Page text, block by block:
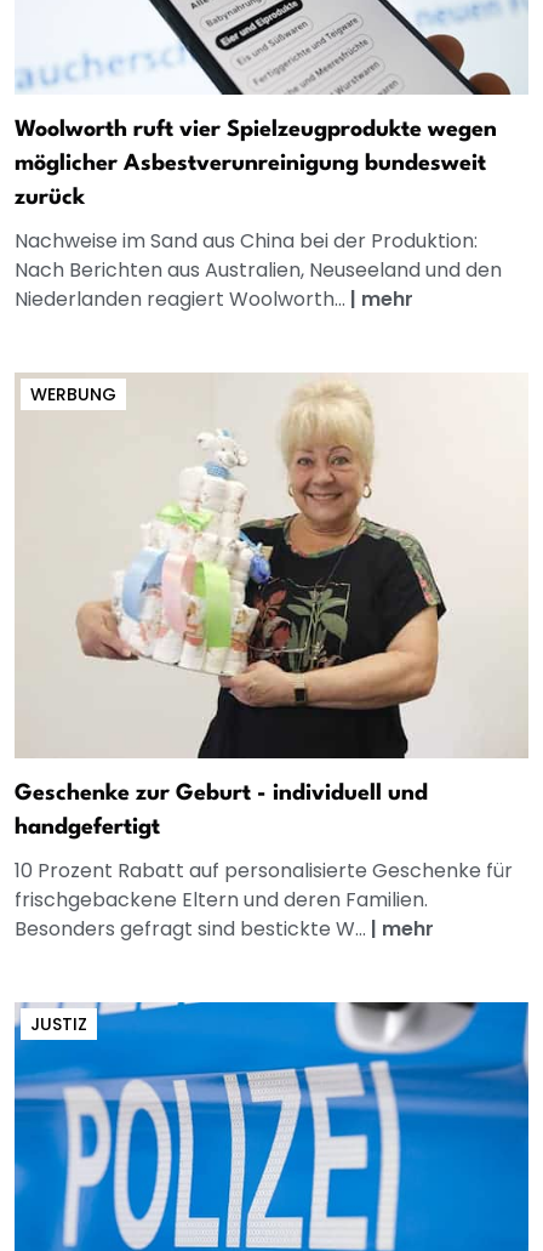
Woolworth ruft vier Spielzeugprodukte wegen
möglicher Asbestverunreinigung bundesweit
zurück
Nachweise im Sand aus China bei der Produktion:
Nach Berichten aus Australien, Neuseeland und den
Niederlanden reagiert Woolworth... | mehr
WERBUNG
Geschenke zur Geburt - individuell und
handgefertigt
10 Prozent Rabatt auf personalisierte Geschenke für
frischgebackene Eltern und deren Familien.
Besonders gefragt sind bestickte W... | mehr
JUSTIZ